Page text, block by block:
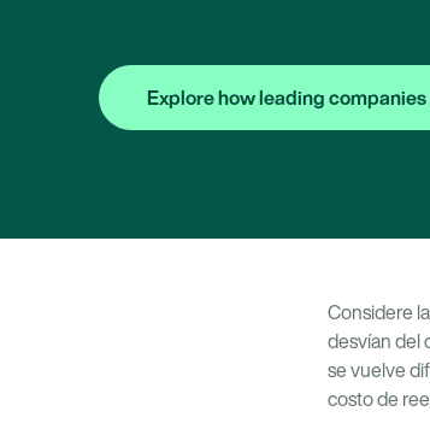
Explore how leading
Considere
desvían del
se vuelve
costo de